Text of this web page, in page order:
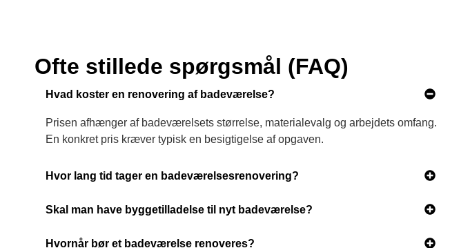
Ofte stillede spørgsmål (FAQ)
Hvad koster en renovering af badeværelse?
Prisen afhænger af badeværelsets størrelse, materialevalg og arbejdets omfang.
En konkret pris kræver typisk en besigtigelse af opgaven.
Hvor lang tid tager en badeværelsesrenovering?
Skal man have byggetilladelse til nyt badeværelse?
Hvornår bør et badeværelse renoveres?